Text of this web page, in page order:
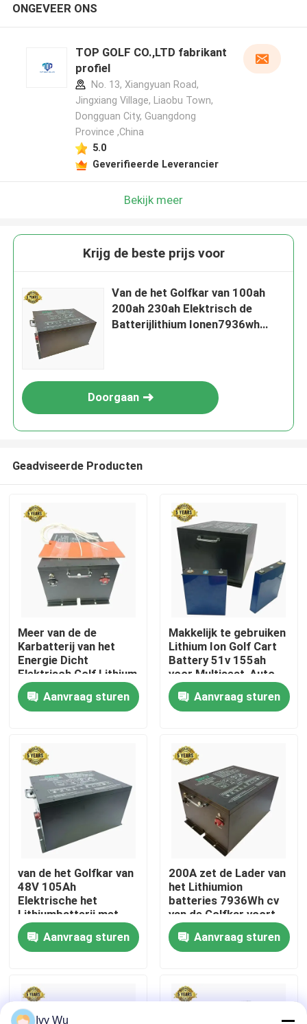
Huis
Producten
Ongeveer ons
Fabrieksreis
Kwaliteitscontrole
Contact de V.S.
Nieuws
De Zijspiegels van de golfkar
Het Dashboard van de golfkar
ONGEVEER ONS
TOP GOLF CO.,LTD fabrikant
profiel
No. 13, Xiangyuan Road,
Jingxiang Village, Liaobu Town,
Dongguan City, Guangdong
Province ,China
5.0
Geverifieerde Leverancier
Bekijk meer
Krijg de beste prijs voor
Van de het Golfkar van 100ah
200ah 230ah Elektrisch de
Batterijlithium Ionen7936wh
Doorgaan
Geadviseerde Producten
Meer van de de
Karbatterij van het
Energie Dicht
Elektrisch Golf Lithium
Ionen51.2v 155Ah
7936WhAanvraag sturen
Makkelijk te gebruiken
Lithium Ion Golf Cart
Battery 51v 155ah
voor Multiseat-Auto
Aanvraag sturen
van de het Golfkar van
48V 105Ah
Elektrische het
Lithiumbatterij met
Aluminiumlegering
ShellAanvraag sturen
200A zet de Lader van
het Lithiumion
batteries 7936Wh cv
van de Golfkar voort
Aanvraag sturen
Ivy Wu